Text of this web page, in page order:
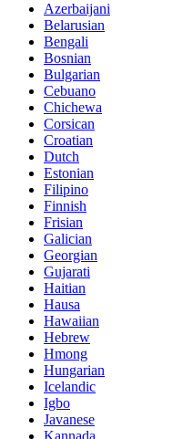
Azerbaijani
Belarusian
Bengali
Bosnian
Bulgarian
Cebuano
Chichewa
Corsican
Croatian
Dutch
Estonian
Filipino
Finnish
Frisian
Galician
Georgian
Gujarati
Haitian
Hausa
Hawaiian
Hebrew
Hmong
Hungarian
Icelandic
Igbo
Javanese
Kannada